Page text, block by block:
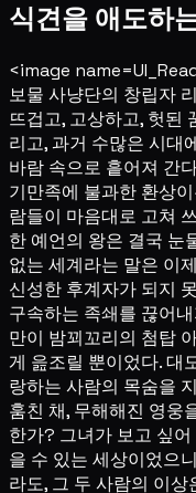
식견을 애도하
<image
보물 사냥단의 창립자
뜨겁고, 고상하고, 헛된
리고, 과거 수많은 시대
바람 속으로 흩어져 간
기만족에 불과한 환상
람들이 마음대로 고쳐
한 예언의 왕은 결국 눈
없는 세계라는 말은 이
신성한 후계자가 되지
구속하는 족쇄를 끊어
만이 밤꾀꼬리의 첨탑
게 읊조릴 뿐이었다. 대
랑하는 사람의 목숨을
훔친 채, 무해해진 영웅
한가? 그녀가 보고 싶
을 수 있는 세상이었으
라도, 그 두 사람의 이